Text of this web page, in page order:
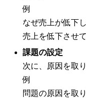
例
なぜ売上が低下
売上を低下させ
課題の設定
次に、原因を取
例
問題の原因を取